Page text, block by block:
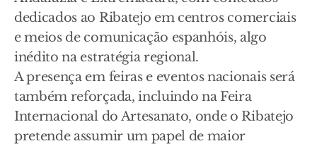
dedicados ao Ribatejo em centros comerciais
e meios de comunicação espanhóis, algo
inédito na estratégia regional.
A presença em feiras e eventos nacionais será
também reforçada, incluindo na Feira
Internacional do Artesanato, onde o Ribatejo
pretende assumir um papel de maior